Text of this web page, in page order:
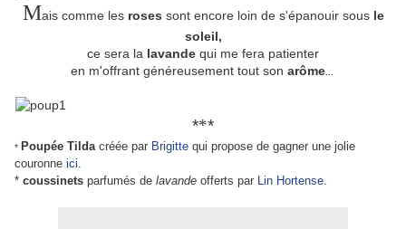
Mais comme les roses sont encore loin de s'épanouir sous le
soleil,
ce sera la lavande qui me fera patienter
en m'offrant généreusement tout son arôme.
***
* Poupée Tildacréée par Brigitte qui propose de gagner une jolie
couronne ici.
* coussinets parfumés de lavande offerts par Lin Hortense.